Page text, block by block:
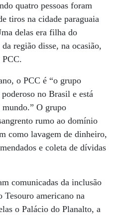
quatro pessoas foram
tiros na cidade paraguaia
delas era filha do
região disse, na ocasião,
o PCC é “o grupo
no Brasil e está
mundo.” O grupo
rumo ao domínio
como lavagem de dinheiro,
e coleta de dívidas
comunicadas da inclusão
Tesouro americano na
o Palácio do Planalto, a